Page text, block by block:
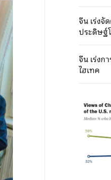
จีน เร่ง
ประดิษฐ์
จีน เร่งก
ไฮเทค